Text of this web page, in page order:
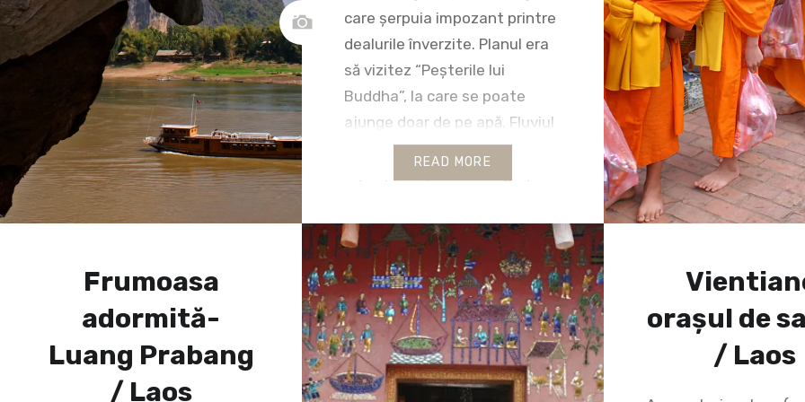
care șerpuia impozant printre
dealurile înverzite. Planul era
să vizitez “Peșterile lui
Buddha”, la care se poate
ajunge doar de pe apă. Fluviul
părea pașnic, cuminte,
invizibile care îi apăruseră în
cale. Denumit în cele mai
diverse…
READ MORE
Frumoasa
adormită-
Luang Prabang
/ Laos
orașul de
/ Laos